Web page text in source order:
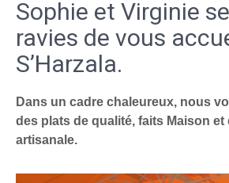
Sophie et Virginie
ravies de vous
S’Harzala.
Dans un cadre chaleureux, nous
des plats de qualité, faits Maison
artisanale.